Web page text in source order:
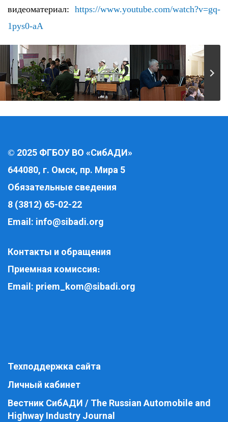
видеоматериал: https://www.youtube.com/watch?v=gq-
1pys0-aA
© 2025 ФГБОУ ВО «СибАДИ»
644080, г. Омск, пр. Мира 5
Обязательные сведения
8 (3812) 65-02-22
Email: info@sibadi.org
Контакты и обращения
Приемная комиссия:
Email: priem_kom@sibadi.org
Техподдержка сайта
Личный кабинет
Вестник СибАДИ / The Russian Automobile and
Highway Industry Journal